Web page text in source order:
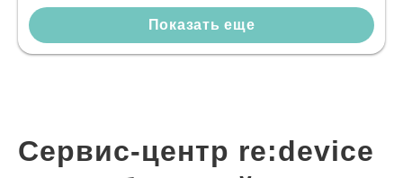
Показать еще
Сервис-центр re:device